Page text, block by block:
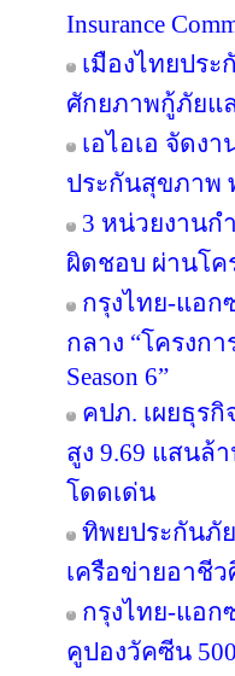
Insurance
เมืองไทยปร
ศักยภาพกู้ภัยแ
เอไอเอ จัดง
ประกันสุขภาพ
3 หน่วยงานก
ผิดชอบ ผ่านโคร
กรุงไทย-แอ
กลาง “โครงกา
Season 6”
คปภ. เผยธุรกิ
สูง 9.69 แสนล้
โดดเด่น
ทิพยประกันภั
เครือข่ายอาชี
กรุงไทย-แอก
คูปองวัคซีน